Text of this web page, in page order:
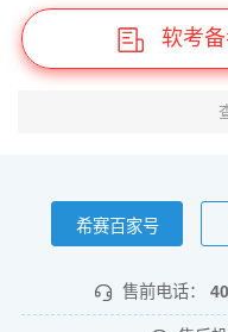
软考
希赛百家号
售前电话：